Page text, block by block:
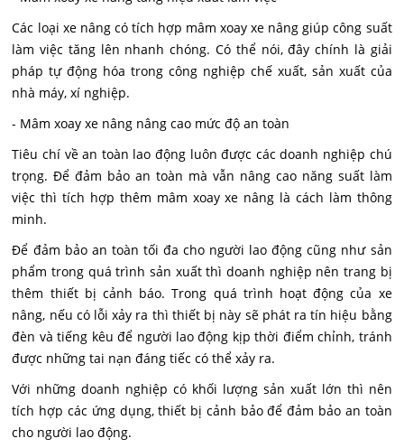
Các loại xe nâng có tích hợp mâm xoay xe nâng giúp công suất
làm việc tăng lên nhanh chóng. Có thể nói, đây chính là giải
pháp tự động hóa trong công nghiệp chế xuất, sản xuất của
nhà máy, xí nghiệp.
- Mâm xoay xe nâng nâng cao mức độ an toàn
Tiêu chí về an toàn lao động luôn được các doanh nghiệp chú
trọng. Để đảm bảo an toàn mà vẫn nâng cao năng suất làm
việc thì tích hợp thêm mâm xoay xe nâng là cách làm thông
minh.
Để đảm bảo an toàn tối đa cho người lao động cũng như sản
phẩm trong quá trình sản xuất thì doanh nghiệp nên trang bị
thêm thiết bị cảnh báo. Trong quá trình hoạt động của xe
nâng, nếu có lỗi xảy ra thì thiết bị này sẽ phát ra tín hiệu bằng
đèn và tiếng kêu để người lao động kịp thời điểm chỉnh, tránh
được những tai nạn đáng tiếc có thể xảy ra.
Với những doanh nghiệp có khối lượng sản xuất lớn thì nên
tích hợp các ứng dụng, thiết bị cảnh bảo để đảm bảo an toàn
cho người lao động.